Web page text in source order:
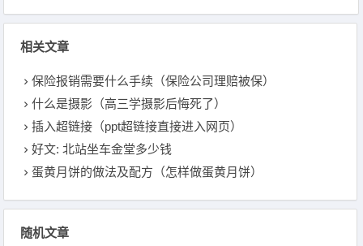
相关文章
保险报销需要什么手续（保险公司理赔被保）
什么是摄影（高三学摄影后悔死了）
插入超链接（ppt超链接直接进入网页）
好文: 北站坐车金堂多少钱
蛋黄月饼的做法及配方（怎样做蛋黄月饼）
随机文章